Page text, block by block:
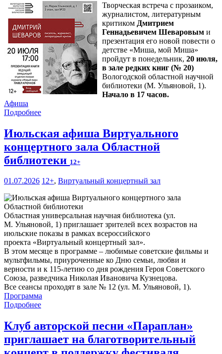
Творческая встреча с прозаиком,
журналистом, литературным
критиком Дмитрием
Геннадьевичем Шеваровым и
презентация его новой повести о
детстве «Миша, мой Миша»
пройдут в понедельник, 20 июля,
в зале редких книг (№ 20)
Вологодской областной научной
библиотеки (М. Ульяновой, 1).
Начало в 17 часов.
Афиша
Подробнее
Июльская афиша Виртуального
концертного зала Областной
библиотеки 12+
01.07.2026 12+, Виртуальный концертный зал
Областная универсальная научная библиотека (ул.
М. Ульяновой, 1) приглашает зрителей всех возрастов на
июльские показы в рамках всероссийского
проекта «Виртуальный концертный зал».
В этом месяце в программе – любимые советские фильмы и
мультфильмы, приуроченные ко Дню семьи, любви и
верности и к 115-летию со дня рождения Героя Советского
Союза, разведчика Николая Ивановича Кузнецова.
Все сеансы проходят в зале № 12 (ул. М. Ульяновой, 1).
Программа
Подробнее
Клуб авторской песни «Параплан»
приглашает на благотворительный